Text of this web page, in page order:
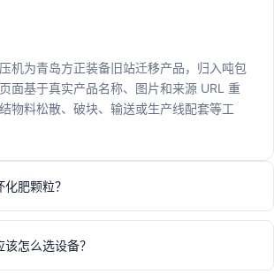
机为青岛方正装备旧站迁移产品，归入吨包
面基于真实产品名称、图片和来源 URL 重
物料松散、破块、输送或生产线配套等工
肥颗粒？
怎么选设备？